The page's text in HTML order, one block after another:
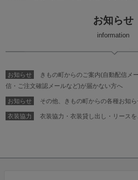
お知らせ
information
お知らせ
きもの町からのご案内(自動配信メ
信・ご注文確認メールなど)が届かない方へ
お知らせ その他、きもの町からの各種お知ら
衣装協力 衣装協力・衣装貸し出し・リースを